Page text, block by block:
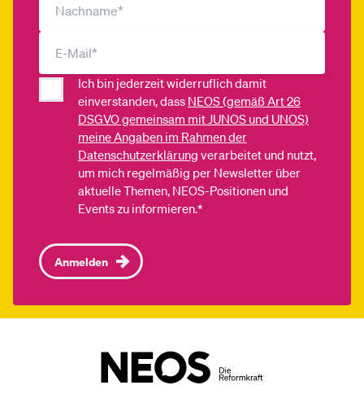
Ich bin jederzeit widerruflich damit
einverstanden, dass NEOS (gemäß Art 26
DSGVO gemeinsam mit JUNOS und UNOS)
meine Angaben im Rahmen der
Datenschutzerklärung verarbeitet und nutzt,
um mich regelmäßig per Newsletter über
aktuelle Themen, NEOS-Positionen und
Events zu informieren.*
Anmelden